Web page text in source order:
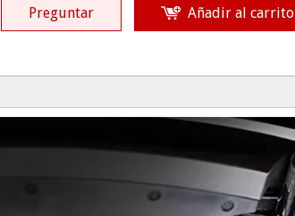
Preguntar Añadir al carrito